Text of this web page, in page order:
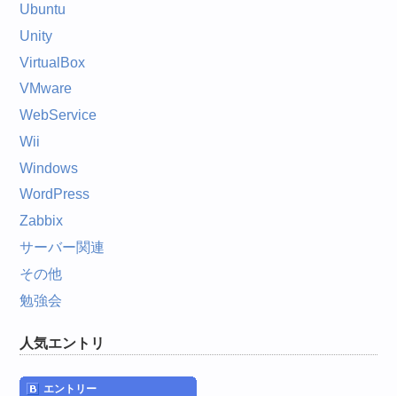
Ubuntu
Unity
VirtualBox
VMware
WebService
Wii
Windows
WordPress
Zabbix
サーバー関連
その他
勉強会
人気エントリ
エントリー